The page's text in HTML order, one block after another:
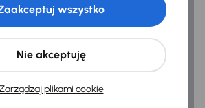
plikami cookie
Nie akceptuję
wszystko